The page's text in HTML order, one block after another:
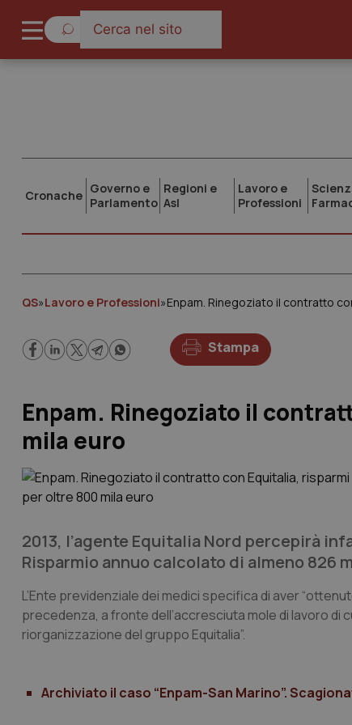
Cronache Governo e
Parlamento
Regioni e
Asl
Lavoro e
Professioni
QS»Lavoro e Professioni»Enpam. Rinegoziato il contratto
Stampa
Enpam. Rinegoziato il
mila euro
2013, l’agente Equitalia Nord percepirà
Risparmio annuo calcolato di almeno 826
L’Ente previdenziale dei medici specifica di aver
precedenza, a fronte dell’accresciuta mole di lavoro
riorganizzazione del gruppo Equitalia”.
Archiviato il caso “Enpam-San Marino”.